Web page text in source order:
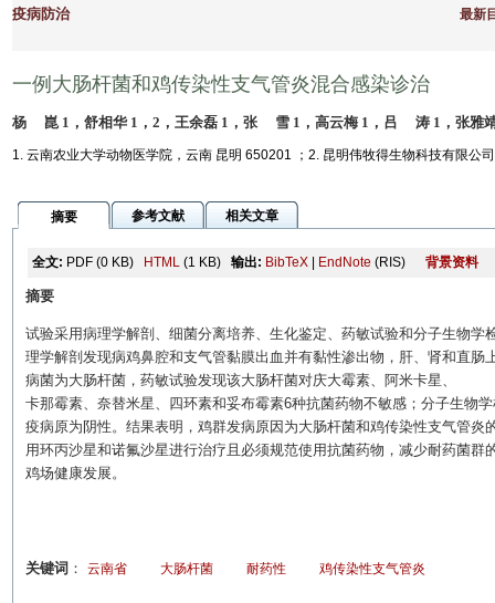
疫病防治 最新
一例大肠杆菌和鸡传染性支气管炎混合感染诊治
杨 崑 1，舒相华 1，2，王余磊 1，张 雪 1，高云梅 1，吕 涛 1，张雅
1. 云南农业大学动物医学院，云南 昆明 650201 ；2. 昆明伟牧得生物科技有限
摘要 参考文献 相关文章
全文: PDF(0 KB) HTML(1 KB) 输出: BibTeX| EndNote (RIS) 背景资料
摘要
试验采用病理学解剖、细菌分离培养、生化鉴定、药敏试验和分子生物
理学解剖发现病鸡鼻腔和支气管黏膜出血并有黏性渗出物，肝、肾和直
病菌为大肠杆菌，药敏试验发现该大肠杆菌对庆大霉素、阿米卡星、
卡那霉素、奈替米星、四环素和妥布霉素6种抗菌药物不敏感；分子生物
疫病原为阴性。结果表明，鸡群发病原因为大肠杆菌和鸡传染性支气管
用环丙沙星和诺氟沙星进行治疗且必须规范使用抗菌药物，减少耐药菌
鸡场健康发展。
关键词 ： 云南省 大肠杆菌 耐药性 鸡传染性支气管炎